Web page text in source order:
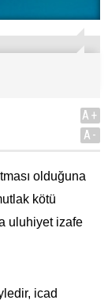
A+
A-
olduğuna
kötü
uluhiyet izafe
icad